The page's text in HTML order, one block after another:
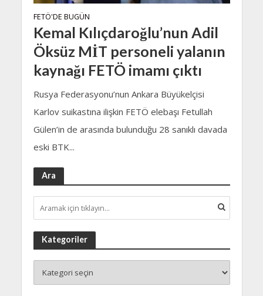
FETÖ'DE BUGÜN
Kemal Kılıçdaroğlu’nun Adil
Öksüz MİT personeli yalanın
kaynağı FETÖ imamı çıktı
Rusya Federasyonu’nun Ankara Büyükelçisi
Karlov suikastına ilişkin FETÖ elebaşı Fetullah
Gülen’in de arasında bulunduğu 28 sanıklı davada
eski BTK...
Ara
Kategoriler